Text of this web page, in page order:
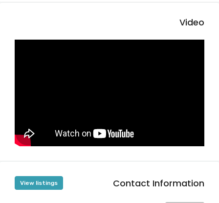
Video
Contact Information
View listings